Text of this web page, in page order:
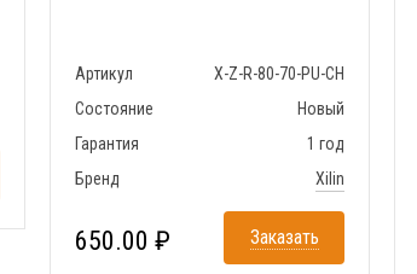
Артикул
X-Z-R-80-70-PU-CH
Состояние
Новый
Гарантия
1 год
Бренд
Xilin
650.00 ₽ Заказать